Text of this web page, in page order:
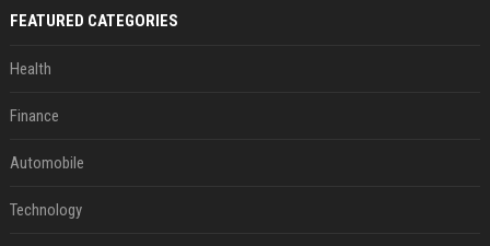
FEATURED CATEGORIES
Health
Finance
Automobile
Technology